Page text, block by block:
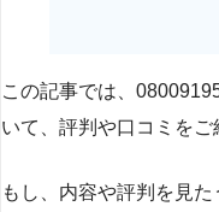
この記事では、
いて、評判や口コミをご
もし、内容や評判を見た